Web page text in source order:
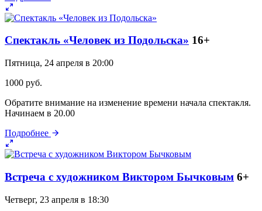
Спектакль «Человек из Подольска» 16+
Пятница, 24 апреля в 20:00
1000 руб.
Обратите внимание на изменение времени начала спектакля.
Начинаем в 20.00
Подробнее
Встреча с художником Виктором Бычковым 6+
Четверг, 23 апреля в 18:30